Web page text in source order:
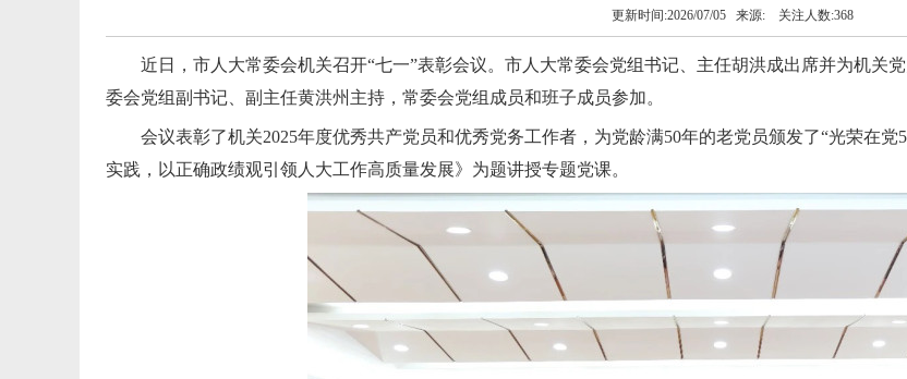
更新时间:2026/07/05 来源: 关注人数:368
近日，市人大常委会机关召开“七一”表彰会议。市人大常委会党组书记、主任胡洪成出席并为机关
委会党组副书记、副主任黄洪州主持，常委会党组成员和班子成员参加。
会议表彰了机关2025年度优秀共产党员和优秀党务工作者，为党龄满50年的老党员颁发了“光荣在
实践，以正确政绩观引领人大工作高质量发展》为题讲授专题党课。